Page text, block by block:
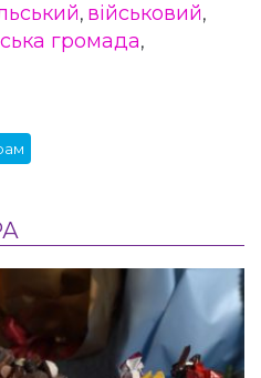
, військовий,
громада,